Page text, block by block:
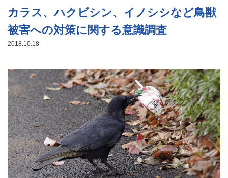
カラス、ハクビシン、イノシシなど鳥獣
被害への対策に関する意識調査
2018.10.18